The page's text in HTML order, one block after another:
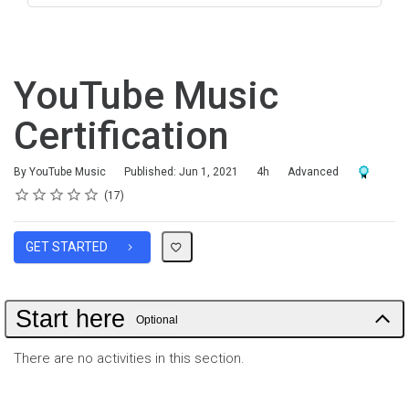
YouTube Music
Certification
By YouTube Music Published: Jun 1, 2021
Duration 4h
Difficulty Advanced
Award
Rating
1 star
2 stars
3 stars
4 stars
5 stars
Average rating: 5.0 17
17 reviews
GET STARTED
Start here Optional
There are no activities in this section.